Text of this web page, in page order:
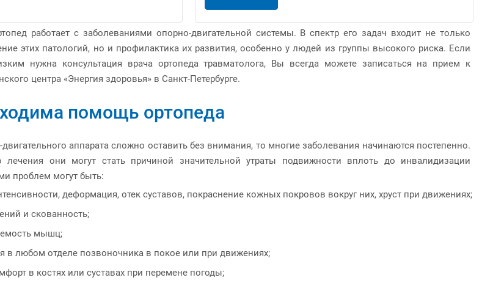
работает с заболеваниями опорно-двигательной системы. В спектр его задач входит не только
этих патологий, но и профилактика их развития, особенно у людей из группы высокого риска. Если
нужна консультация врача ортопеда травматолога, Вы всегда можете записаться на прием к
центра «Энергия здоровья» в Санкт-Петербурге.
помощь ортопеда
аппарата сложно оставить без внимания, то многие заболевания начинаются постепенно.
лечения они могут стать причиной значительной утраты подвижности вплоть до инвалидизации
проблем могут быть:
деформация, отек суставов, покраснение кожных покровов вокруг них, хруст при движениях;
и скованность;
мышц;
в любом отделе позвоночника в покое или при движениях;
в костях или суставах при перемене погоды;